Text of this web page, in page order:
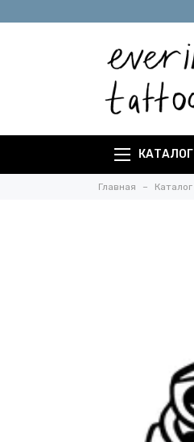
КАТАЛОГ
Главная Каталог